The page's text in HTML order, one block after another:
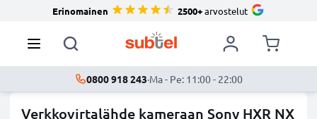
Erinomainen 2500+arvostelut
0800 918 243·Ma - Pe: 11:00 - 22:00
Verkkovirtalähde kameraan Sony HXR NX